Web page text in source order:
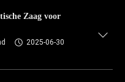
Zaag voor
2025-06-30